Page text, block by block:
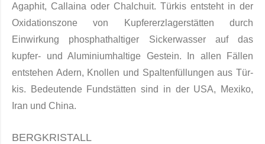
Agaphit, Callaina oder Chalchuit. Türkis entsteht in der
Oxi­dationszone von Kupfer­erzlagerstätten durch
Einwirkung phosphathaltiger Sickerwasser auf das
kupfer- und Aluminiumhaltige Gestein. In allen Fällen
entstehen Adern, Knollen und Spaltenfüllungen aus Tür­
kis. Bedeutende Fundstätten sind in der USA, Mexiko,
Iran und China.
BERGKRISTALL